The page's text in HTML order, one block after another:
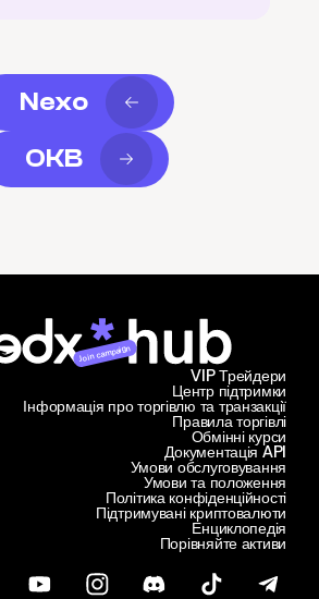
Nexo
OKB
Join campaign
Центр підтримки
Інформація про торгівлю та транзакції
VIP Трейдери
Правила торгівлі
Обмінні курси
Документація API
Умови обслуговування
Умови та положення
Політика конфіденційності
Підтримувані криптовалюти
Енциклопедія
Порівняйте активи